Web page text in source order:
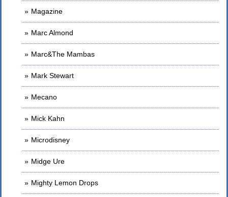
Magazine
Marc Almond
Marc&The Mambas
Mark Stewart
Mecano
Mick Kahn
Microdisney
Midge Ure
Mighty Lemon Drops